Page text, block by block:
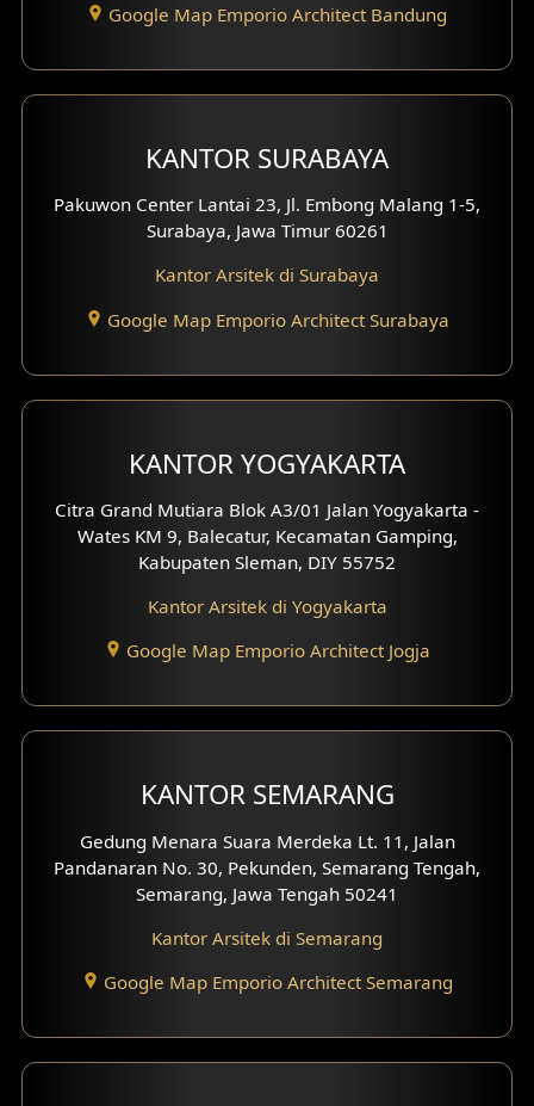
Eksterior dengan Pagar
Fasad Klinik
Desain Mezanin
Desain Rumah Moroccan
Desain Rumah Scandinavian
Desain Rumah Tradisional
Desain Rumah Santorini
Desain Void
Desain Toilet Tamu
Desain Kanopi
Desain Gazebo
Desain Pantry
Desain Koridor
Google Map Emporio Architect Bandung
KANTOR SURABAYA
Pakuwon Center Lantai 23, Jl. Embong Malang 1-5,
Surabaya, Jawa Timur 60261
Kantor Arsitek di Surabaya
Google Map Emporio Architect Surabaya
KANTOR YOGYAKARTA
Citra Grand Mutiara Blok A3/01 Jalan Yogyakarta -
Wates KM 9, Balecatur, Kecamatan Gamping,
Kabupaten Sleman, DIY 55752
Kantor Arsitek di Yogyakarta
Google Map Emporio Architect Jogja
KANTOR SEMARANG
Gedung Menara Suara Merdeka Lt. 11, Jalan
Pandanaran No. 30, Pekunden, Semarang Tengah,
Semarang, Jawa Tengah 50241
Kantor Arsitek di Semarang
Google Map Emporio Architect Semarang